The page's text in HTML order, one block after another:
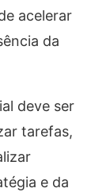
acelerar
da
deve ser
tarefas,
e da